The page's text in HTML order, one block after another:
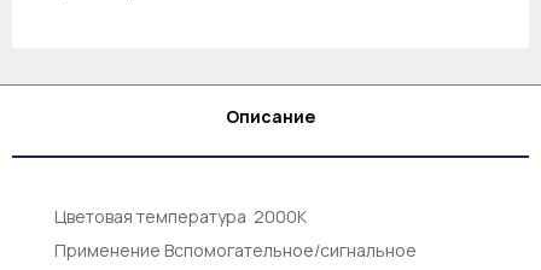
Описание
Цветовая температура 2000K
Применение Вспомогательное/сигнальное